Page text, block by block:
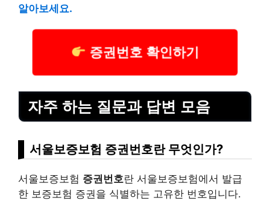
알아보세요.
증권번호 확인하기
자주 하는 질문과 답변 모음
서울보증보험 증권번호란 무엇인가?
서울보증보험 증권번호란 서울보증보험에서 발급
한 보증보험 증권을 식별하는 고유한 번호입니다.